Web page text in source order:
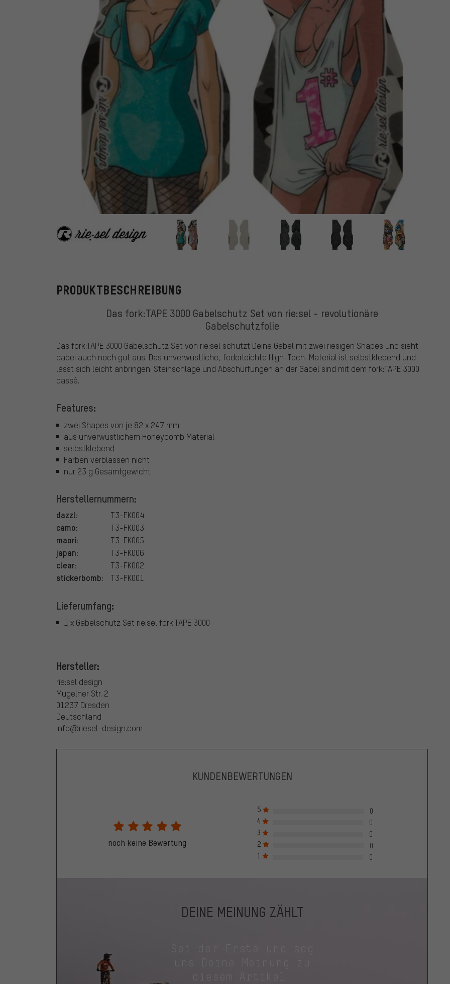
rie:sel design
PRODUKTBESCHREIBUNG
Das fork:TAPE 3000 Gabelschutz Set von rie:sel - revolutionäre
Gabelschutzfolie
Das fork:TAPE 3000 Gabelschutz Set von rie:sel schützt Deine Gabel mit zwei riesigen Shapes und sieht
dabei auch noch gut aus. Das unverwüstliche, federleichte High-Tech-Material ist selbstklebend und
lässt sich leicht anbringen. Steinschläge und Abschürfungen an der Gabel sind mit dem fork:TAPE 3000
passé.
Features:
zwei Shapes von je 82 x 247 mm
aus unverwüstlichem Honeycomb Material
selbstklebend
Farben verblassen nicht
nur 23 g Gesamtgewicht
Herstellernummern:
dazzl: T3-FK004
camo: T3-FK003
maori: T3-FK005
japan: T3-FK006
clear: T3-FK002
stickerbomb: T3-FK001
Lieferumfang:
1 x Gabelschutz Set rie:sel fork:TAPE 3000
Hersteller:
rie:sel design
Mügelner Str. 2
01237 Dresden
Deutschland
info@riesel-design.com
KUNDENBEWERTUNGEN
noch keine Bewertung
5
0
4
0
3
0
2
0
1
0
DEINE MEINUNG ZÄHLT
uns Deine Meinung zu
diesem Artikel.